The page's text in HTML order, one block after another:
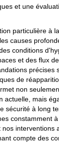
et une
particulière à
causes
conditions
et des flux
précises
de
non
actuelle, mais
sécurité à long
constamment
interventions
compte des